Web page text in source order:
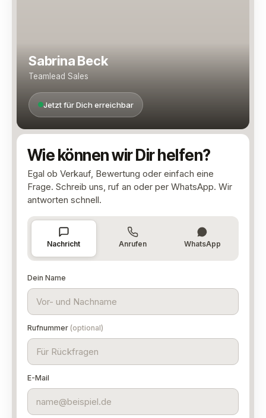
Sabrina Beck
Teamlead Sales
Jetzt für Dich erreichbar
Wie können wir Dir helfen?
Egal ob Verkauf, Bewertung oder einfach eine
Frage. Schreib uns, ruf an oder per WhatsApp. Wir
antworten schnell.
Nachricht Anrufen WhatsApp
Dein Name
Rufnummer (optional)
E-Mail